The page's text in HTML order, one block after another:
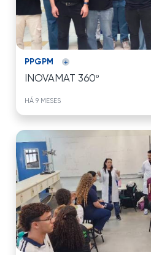
PPGPM
INOVAMAT 360º
HÁ 9 MESES